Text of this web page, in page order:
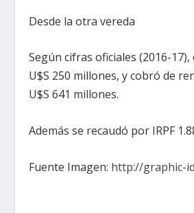
Desde la otra vereda
Según cifras oficiales (2016-
U$S 250 millones, y cobró de
U$S 641 millones.
Además se recaudó por IRPF
Fuente Imagen: http://graphic-